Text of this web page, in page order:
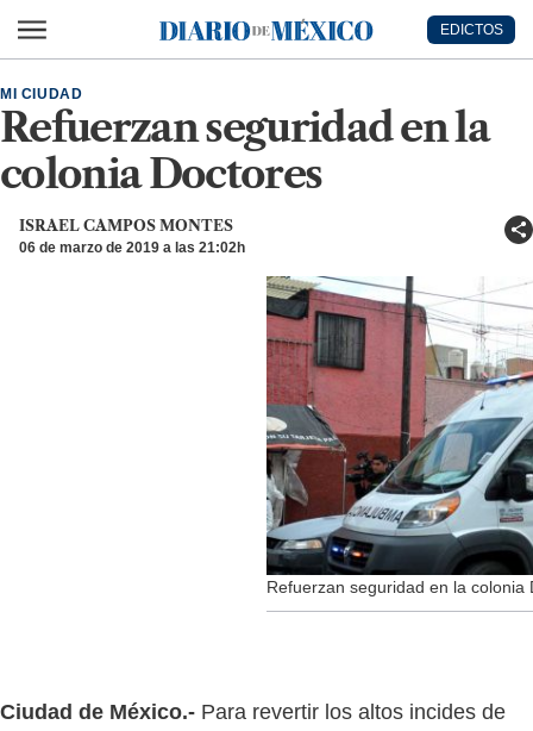
Diario de México
EDICTOS
Refuerzan seguridad en la
colonia Doctores
MI CIUDAD
ISRAEL CAMPOS MONTES
06 de marzo de 2019 a las 21:02h
Refuerzan seguridad en la colonia
Ciudad de México.- Para revertir los altos incides de